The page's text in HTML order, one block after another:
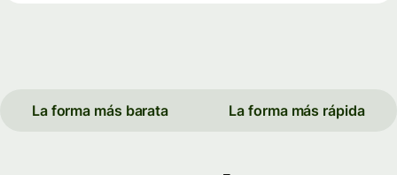
La forma más barata La forma más rápida